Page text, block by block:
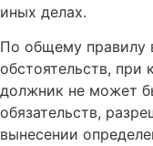
иных делах.
По общему правилу
обстоятельств, при
должник не может
обязательств,
вынесении